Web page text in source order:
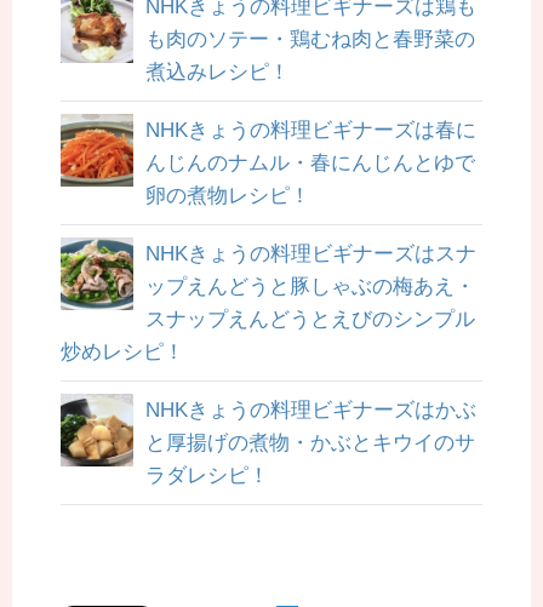
NHKきょうの料理ビギナーズは鶏も
も肉のソテー・鶏むね肉と春野菜の
煮込みレシピ！
NHKきょうの料理ビギナーズは春に
んじんのナムル・春にんじんとゆで
卵の煮物レシピ！
NHKきょうの料理ビギナーズはスナ
ップえんどうと豚しゃぶの梅あえ・
スナップえんどうとえびのシンプル
炒めレシピ！
NHKきょうの料理ビギナーズはかぶ
と厚揚げの煮物・かぶとキウイのサ
ラダレシピ！